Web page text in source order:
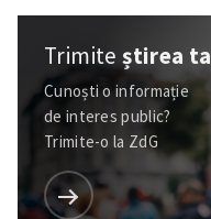
Trimiteștirea ta
Cunoști o informație
de interes public?
Trimite-o la ZdG